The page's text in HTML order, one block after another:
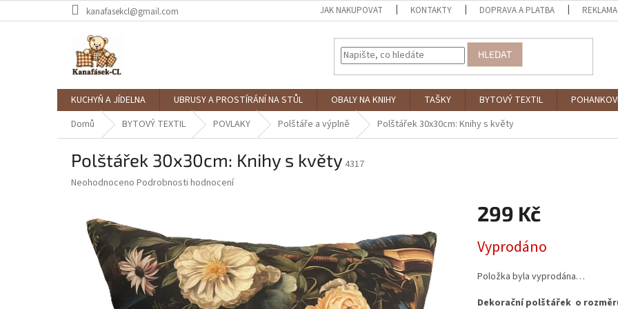
na
kanafasekcl@gmail.com JAK NAKUPOVAT KONTAKTY DOPRAVA A PLATBA
HLEDAT
KUCHYŇ A JÍDELNA UBRUSY A PROSTÍRÁNÍ NA STŮL OBALY NA KNIHY TAŠKY BYTOVÝ TEXTIL
Domů
BYTOVÝ TEXTIL POVLAKY Polštáře a výplně Polštářek 30x30cm: Knihy s květy
Polštářek 30x30cm: Knihy s květy 4317
Průměrné
hvězdiček.
Neohodnoceno Podrobnosti hodnocení
299 Kč
cena:
Vyprodáno
Položka byla vyprodána…
Dekorační polštářek o